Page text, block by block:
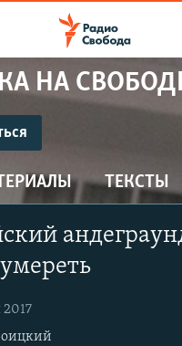
ПРОЕКТЫ
НА
Подписаться
ТЕКСТЫ
2017